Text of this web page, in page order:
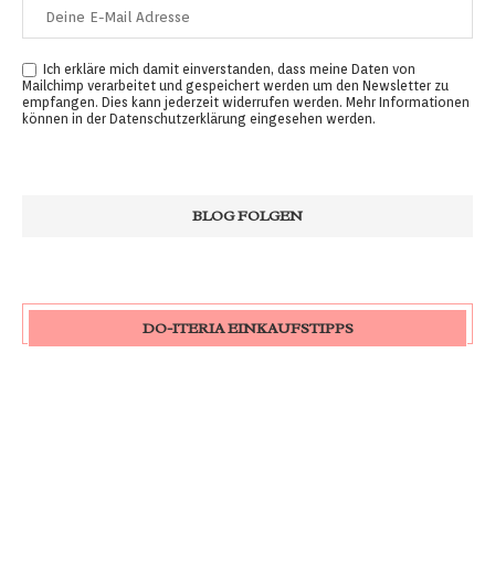
Ich erkläre mich damit einverstanden, dass meine Daten von
Mailchimp verarbeitet und gespeichert werden um den Newsletter zu
empfangen. Dies kann jederzeit widerrufen werden. Mehr Informationen
können in der Datenschutzerklärung eingesehen werden.
DO-ITERIA EINKAUFSTIPPS